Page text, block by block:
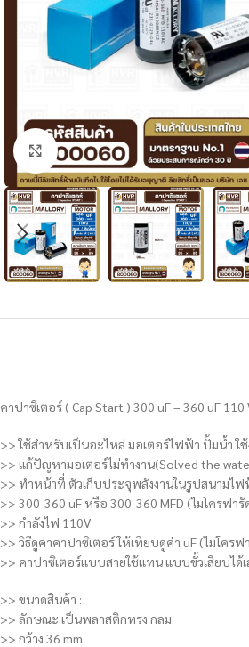
Click to enlarge
คาปาซิเตอร์ ( Cap Start ) 300 uF – 360 uF
>> ใช้สำหรับเป็นอะไหล่ มอเตอร์ไฟฟ้า ปั้มน้ำ ใ
>> แก้ปัญหามอเตอร์ไม่ทำงาน(Solved the
>> ทำหน้าที่ ตัวเก็บประจุพลังงานในรูปสนามไฟ
>> 300-360 uF หรือ 300-360 MFD (ไมโครฟา
>> กำลังไฟ 110V
>> วิธีดูค่าคาปาซิเตอร์ ให้เทียบดูค่า uF (ไมโคร
>> คาปาซิเตอร์แบบสายใช้แทน แบบขั้วเสียบไ
>> ขนาดสินค้า :
>> ลักษณะ เป็นพลาสติกทรง กลม
>> กว้าง 36 mm.